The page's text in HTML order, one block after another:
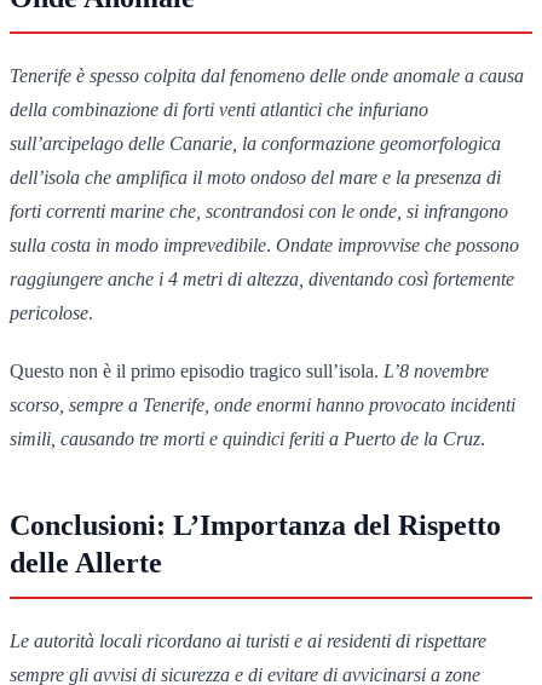
Tenerife è spesso colpita dal fenomeno delle onde anomale a causa
della combinazione di forti venti atlantici che infuriano
sull’arcipelago delle Canarie, la conformazione geomorfologica
dell’isola che amplifica il moto ondoso del mare e la presenza di
forti correnti marine che, scontrandosi con le onde, si infrangono
sulla costa in modo imprevedibile. Ondate improvvise che possono
raggiungere anche i 4 metri di altezza, diventando così fortemente
pericolose.
Questo non è il primo episodio tragico sull’isola. L’8 novembre
scorso, sempre a Tenerife, onde enormi hanno provocato incidenti
simili, causando tre morti e quindici feriti a Puerto de la Cruz.
Conclusioni: L’Importanza del Rispetto
delle Allerte
Le autorità locali ricordano ai turisti e ai residenti di rispettare
sempre gli avvisi di sicurezza e di evitare di avvicinarsi a zone